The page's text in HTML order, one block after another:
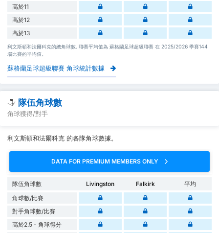
高於11
高於12
高於13
利文斯頓和法爾科克的總角球數. 聯賽平均值為 蘇格蘭足球超級聯賽 在 2025/2026 季賽144
場比賽的平均值。
蘇格蘭足球超級聯賽 角球統計數據
隊伍角球數
角球獲得/對手
利文斯頓和法爾科克 的各隊角球數據。
DATA FOR PREMIUM MEMBERS ONLY
隊伍角球數 Livingston Falkirk
平均
角球數/比賽
對手角球數/比賽
高於2.5 - 角球得分